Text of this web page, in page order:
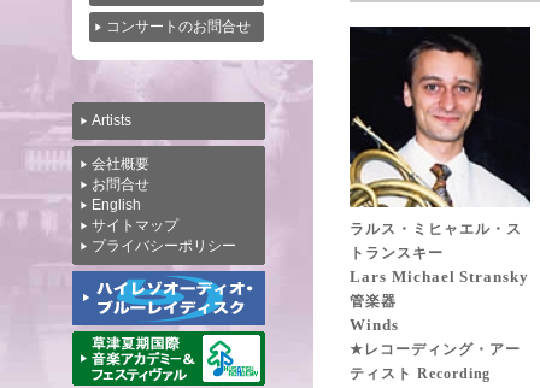
コンサートのお問合せ
Artists
会社概要
お問合せ
English
サイトマップ
プライバシーポリシー
ラルス・ミヒャエル・ス
トランスキー
Lars Michael Stransky
管楽器
Winds
★レコーディング・アー
ティスト Recording